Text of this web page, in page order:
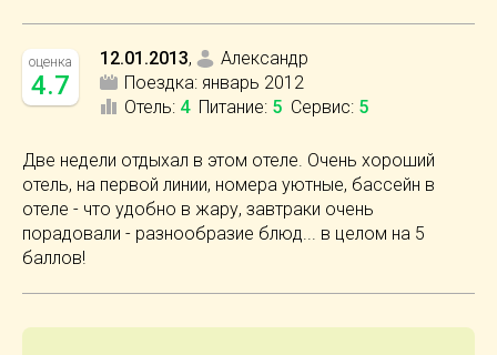
оценка
4.7
12.01.2013,
Александр
Поездка: январь 2012
Отель: 4 Питание: 5 Сервис: 5
Две недели отдыхал в этом отеле. Очень хороший
отель, на первой линии, номера уютные, бассейн в
отеле - что удобно в жару, завтраки очень
порадовали - разнообразие блюд... в целом на 5
баллов!